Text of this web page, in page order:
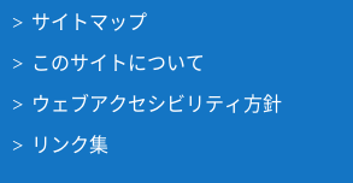
サイトマップ
このサイトについて
ウェブアクセシビリティ方針
リンク集